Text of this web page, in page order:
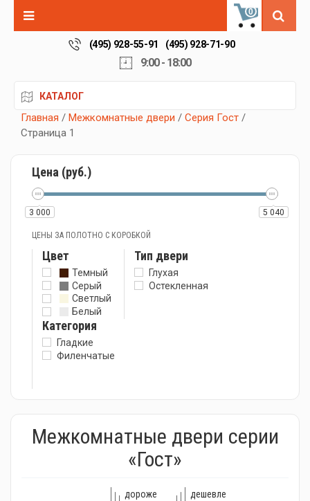
0
(495) 928-55-91 (495) 928-71-90
9:00 - 18:00
КАТАЛОГ
Главная / Межкомнатные двери / Серия Гост /
Страница 1
Цена (руб.)
3 000 5 040
ЦЕНЫ ЗА ПОЛОТНО С КОРОБКОЙ
Цвет
Темный
Серый
Светлый
Белый
Тип двери
Глухая
Остекленная
Категория
Гладкие
Филенчатые
Межкомнатные двери серии
«Гост»
дороже дешевле